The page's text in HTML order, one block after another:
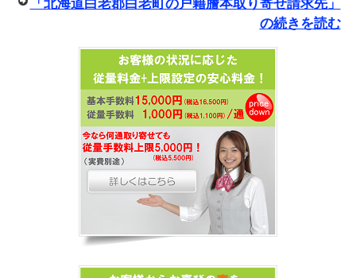
「北海道白老郡白老町の戸籍謄本取り寄せ請求先」
の続きを読む